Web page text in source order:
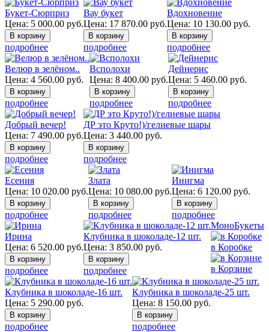
Букет-Сюрприз
Цена: 5 000.00 руб.
подробнее
Вау букет
Цена: 17 870.00 руб.
подробнее
Вдохновение
Цена: 10 130.00 руб.
подробнее
Велюр в зелёном..
Цена: 4 560.00 руб.
подробнее
Всполохи
Цена: 8 400.00 руб.
подробнее
Дейнерис
Цена: 5 460.00 руб.
подробнее
Добрый вечер!
Цена: 7 490.00 руб.
подробнее
ДР это Круто!)/гелиевые шары
Цена: 3 440.00 руб.
подробнее
Есения
Цена: 10 020.00 руб.
подробнее
Злата
Цена: 10 080.00 руб.
подробнее
Инигма
Цена: 6 120.00 руб.
подробнее
Ирина
Цена: 6 520.00 руб.
подробнее
Клубника в шоколаде-12 шт.
Цена: 3 850.00 руб.
подробнее
Клубника в шоколаде-16 шт.
Цена: 5 290.00 руб.
подробнее
Клубника в шоколаде-25 шт.
Цена: 8 150.00 руб.
подробнее
МоноБукеты
в Коробке
в Корзине